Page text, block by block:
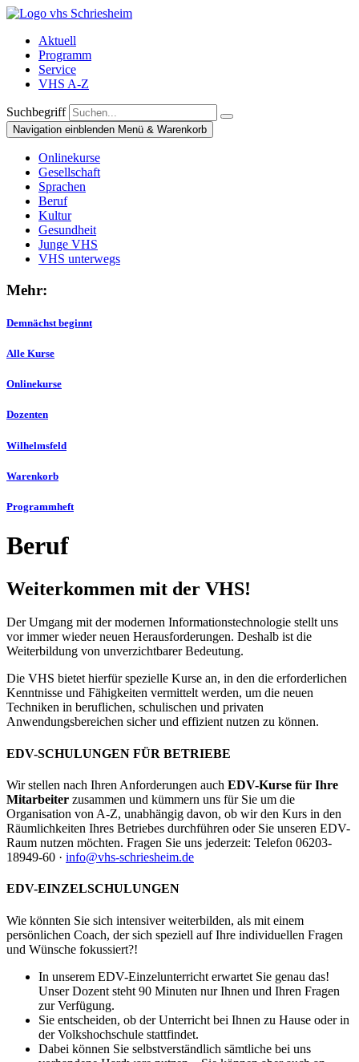
Aktuell
Programm
Service
VHS A-Z
Suchbegriff
Navigation einblenden Menü & Warenkorb
Onlinekurse
Gesellschaft
Sprachen
Beruf
Kultur
Gesundheit
Junge VHS
VHS unterwegs
Mehr:
Demnächst beginnt
Alle Kurse
Onlinekurse
Dozenten
Wilhelmsfeld
Warenkorb
Programmheft
Beruf
Weiterkommen mit der VHS!
Der Umgang mit der modernen Informationstechnologie stellt uns
vor immer wieder neuen Herausforderungen. Deshalb ist die
Weiterbildung von unverzichtbarer Bedeutung.
Die VHS bietet hierfür spezielle Kurse an, in den die erforderlichen
Kenntnisse und Fähigkeiten vermittelt werden, um die neuen
Techniken in beruflichen, schulischen und privaten
Anwendungsbereichen sicher und effizient nutzen zu können.
EDV-SCHULUNGEN FÜR BETRIEBE
Wir stellen nach Ihren Anforderungen auch EDV-Kurse für Ihre
Mitarbeiter zusammen und kümmern uns für Sie um die
Organisation von A-Z, unabhängig davon, ob wir den Kurs in den
Räumlichkeiten Ihres Betriebes durchführen oder Sie unseren EDV-
Raum nutzen möchten. Fragen Sie uns jederzeit: Telefon 06203-
18949-60 · info@vhs-schriesheim.de
EDV-EINZELSCHULUNGEN
Wie könnten Sie sich intensiver weiterbilden, als mit einem
persönlichen Coach, der sich speziell auf Ihre individuellen Fragen
und Wünsche fokussiert?!
In unserem EDV-Einzelunterricht erwartet Sie genau das!
Unser Dozent steht 90 Minuten nur Ihnen und Ihren Fragen
zur Verfügung.
Sie entscheiden, ob der Unterricht bei Ihnen zu Hause oder in
der Volkshochschule stattfindet.
Dabei können Sie selbstverständlich sämtliche bei uns